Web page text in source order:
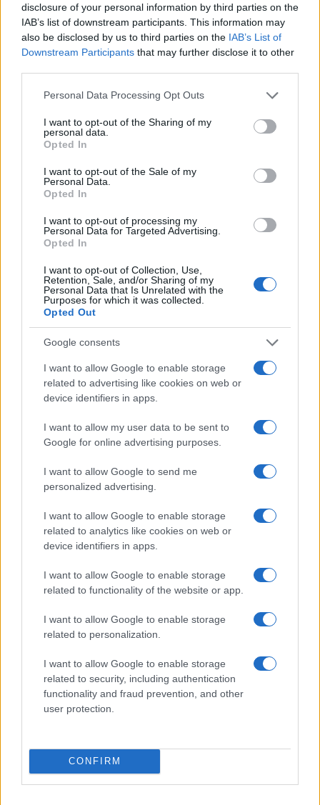
disclosure of your personal information by third parties on the
IAB’s list of downstream participants. This information may
also be disclosed by us to third parties on the IAB’s List of
Downstream Participants that may further disclose it to other
Please note that this website/app uses one or more Google
not limited to your visit or usage behaviour. You may click to
grant or deny consent to Google and its third-party tags to
use your data for below specified purposes in below Google
consent section.
Personal Data Processing Opt Outs
I want to opt-out of the Sharing of my
personal data.
Opted In
I want to opt-out of the Sale of my
Personal Data.
Opted In
I want to opt-out of processing my
Personal Data for Targeted Advertising.
Opted In
I want to opt-out of Collection, Use,
Retention, Sale, and/or Sharing of my
Personal Data that Is Unrelated with the
Purposes for which it was collected.
Opted Out
Google consents
I want to allow Google to enable storage
related to advertising like cookies on web or
device identifiers in apps.
I want to allow my user data to be sent to
Google for online advertising purposes.
I want to allow Google to send me
personalized advertising.
I want to allow Google to enable storage
related to analytics like cookies on web or
device identifiers in apps.
I want to allow Google to enable storage
related to functionality of the website or app.
I want to allow Google to enable storage
related to personalization.
I want to allow Google to enable storage
related to security, including authentication
functionality and fraud prevention, and other
user protection.
CONFIRM
Continua a leggere
LIFESTYLE
Zalando Visionary Award: INSTITUTION di Galib
Gassanoff vince a Copenhagen
Cristian Castiglioni · 7 Ago 2026
LIFESTYLE
Italia, cultura e soft power: come valorizzare il nostro
Camilla Fiore · 7 Ago 2026
LIFESTYLE